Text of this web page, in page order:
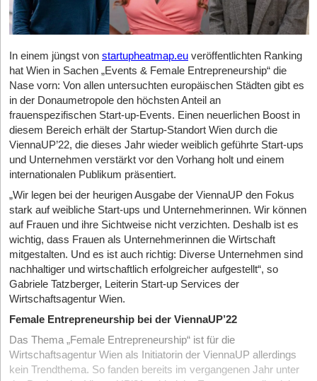
In einem jüngst von startupheatmap.eu veröffentlichten Ranking
hat Wien in Sachen „Events & Female Entrepreneurship“ die
Nase vorn: Von allen untersuchten europäischen Städten gibt es
in der Donaumetropole den höchsten Anteil an
frauenspezifischen Start-up-Events. Einen neuerlichen Boost in
diesem Bereich erhält der Startup-Standort Wien durch die
ViennaUP’22, die dieses Jahr wieder weiblich geführte Start-ups
und Unternehmen verstärkt vor den Vorhang holt und einem
internationalen Publikum präsentiert.
„Wir legen bei der heurigen Ausgabe der ViennaUP den Fokus
stark auf weibliche Start-ups und Unternehmerinnen. Wir können
auf Frauen und ihre Sichtweise nicht verzichten. Deshalb ist es
wichtig, dass Frauen als Unternehmerinnen die Wirtschaft
mitgestalten. Und es ist auch richtig: Diverse Unternehmen sind
nachhaltiger und wirtschaftlich erfolgreicher aufgestellt“, so
Gabriele Tatzberger, Leiterin Start-up Services der
Wirtschaftsagentur Wien.
Female Entrepreneurship bei der ViennaUP’22
Das Thema „Female Entrepreneurship“ ist für die
Wirtschaftsagentur Wien als Initiatorin der ViennaUP allerdings
kein Trendthema. So fanden bereits im vergangenen Jahr unter